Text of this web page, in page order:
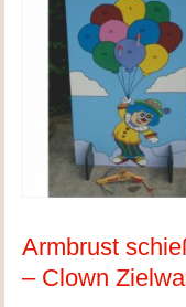
Armbrust
– Clown